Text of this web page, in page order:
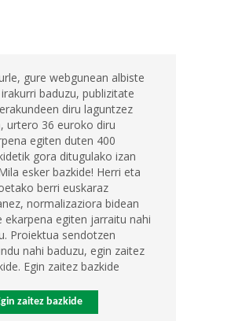
gure webgunean albiste
baduzu, publizitate
diru laguntzez
urtero 36 euroko diru
egiten duten 400
gora ditugulako izan
esker bazkide! Herri eta
berri euskaraz
normalizaziora bidean
ekarpena egiten jarraitu nahi
Proiektua sendotzen
nahi baduzu, egin zaitez
Egin zaitez bazkide
zaitez bazkide